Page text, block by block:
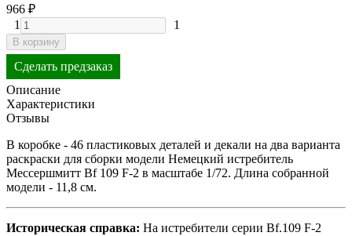
966 ₽
1
1
В корзину
Сделать предзаказ
Описание
Характеристики
Отзывы
В коробке - 46 пластиковых деталей и декали на два варианта
раскраски для сборки модели Немецкий истребитель
Мессершмитт Bf 109 F-2 в масштабе 1/72. Длина собранной
модели - 11,8 см.
Историческая справка: На истребители серии Bf.109 F-2